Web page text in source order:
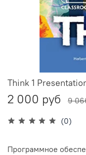
(0)
Think 1
2 000 руб 9
Программное